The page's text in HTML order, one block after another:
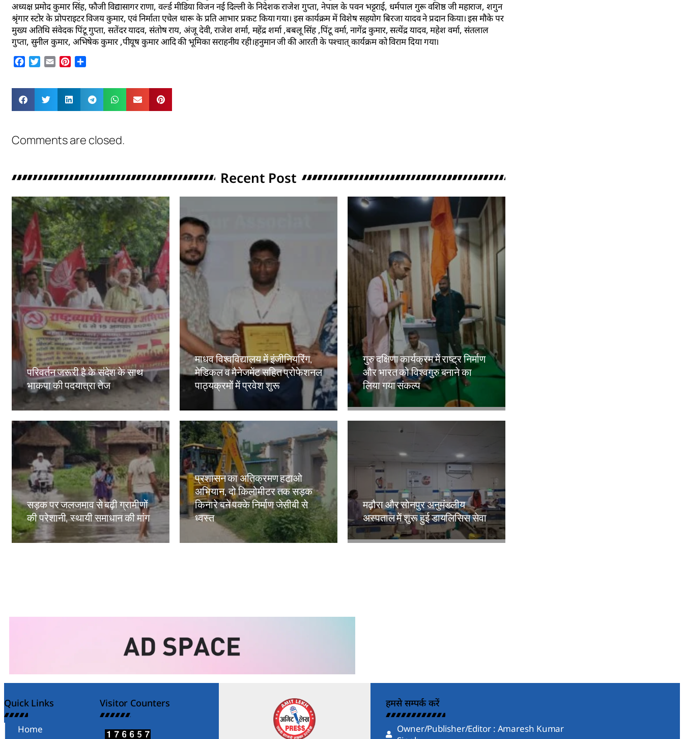
अध्यक्ष प्रमोद कुमार सिंह, फौजी विद्यासागर राणा, वर्ल्ड मीडिया विजन नई दिल्ली के निदेशक राजेश गुप्ता, नेपाल के पवन भट्टराई, धर्मपाल गुरू वशिष्ठ जी महाराज, शगुन
श्रृंगार स्टोर के प्रोपराइटर विजय कुमार, एवं निर्माता एचेल थारू के प्रति आभार प्रकट किया गया। इस कार्यक्रम में विशेष सहयोग बिरजा यादव ने प्रदान किया। इस मौके पर
मुख्य अतिथि संवेदक पिंटू गुप्ता, सतेंदर यादव, संतोष राय, अंजू देवी, राजेश शर्मा, महेंद्र शर्मा ,बबलू सिंह ,पिंटू वर्मा, नागेंद्र कुमार, सत्येंद्र यादव, महेश वर्मा, संतलाल
गुप्ता, सुनील कुमार, अभिषेक कुमार ,पीयूष कुमार आदि की भूमिका सराहनीय रही।हनुमान जी की आरती के पश्चात् कार्यक्रम को विराम दिया गया।
Facebook
Twitter
Email Pinterest
Comments are closed.
Recent Post
परिवर्तन जरूरी है के संदेश के साथ
भाकपा की पदयात्रा तेज
Amit Lekh
माधव विश्वविद्यालय में इंजीनियरिंग,
मेडिकल व मैनेजमेंट सहित प्रोफेशनल
पाठ्यक्रमों में प्रवेश शुरू
गुरु दक्षिणा कार्यक्रम में राष्ट्र निर्माण
और भारत को विश्वगुरु बनाने का
लिया गया संकल्प
Amit Lekh
सड़क पर जलजमाव से बढ़ी ग्रामीणों
की परेशानी, स्थायी समाधान की मांग
Amit Lekh
प्रशासन का अतिक्रमण हटाओ
अभियान, दो किलोमीटर तक सड़क
किनारे बने पक्के निर्माण जेसीबी से
ध्वस्त
मढ़ौरा और सोनपुर अनुमंडलीय
अस्पताल में शुरू हुई डायलिसिस सेवा
Amit Lekh
Quick Links
Home
Visitor Counters हमसे सम्पर्क करें
Owner/Publisher/Editor : Amaresh Kumar